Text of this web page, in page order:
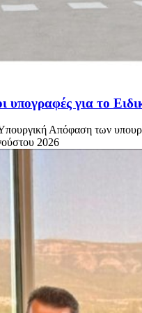
υπογραφές για το
Απόφαση των
2026